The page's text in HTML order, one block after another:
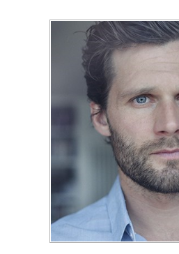
Se connecter